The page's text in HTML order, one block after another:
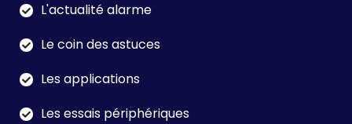
L'actualité alarme
Le coin des astuces
Les applications
Les essais périphériques